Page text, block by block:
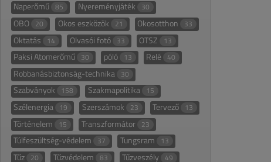
Naperőmű 85 Nyereményjáték 30
OBO 20 Okos eszközök 21 Okosotthon 33
Oktatás 14 Olvasói fotó 33 OTSZ 13
Paksi Atomerőmű 30 póló 13 Relé 40
Robbanásbiztonság-technika 30
Szabványok 158 Szakmapolitika 15
Szélenergia 19 Szerszámok 23 Tervező 13
Történelem 15 Transzformátor 23
Túlfeszültség-védelem 37 Tungsram 13
Tűz 20 Tűzvédelem 83 Tűzveszély 49